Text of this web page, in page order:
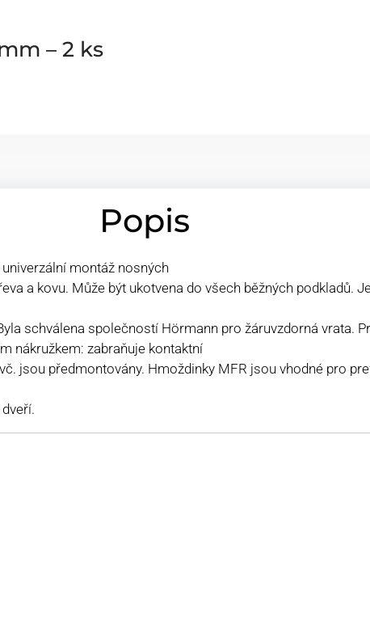
– 2 ks
Popis
montáž nosných
a kovu. Může být ukotvena do všech běžných podkladů.
schválena společností Hörmann pro žáruvzdorná vrata.
nákružkem: zabraňuje kontaktní
jsou předmontovány. Hmoždinky MFR jsou vhodné pro